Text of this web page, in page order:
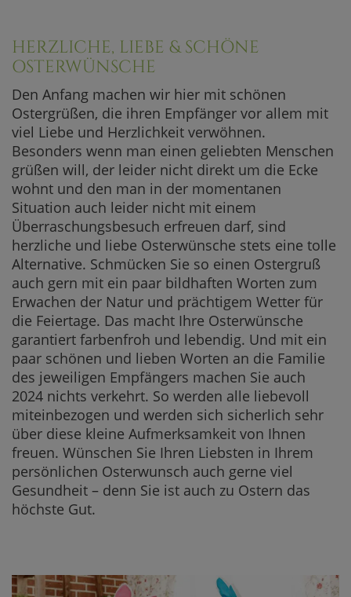
HERZLICHE, LIEBE & SCHÖNE
OSTERWÜNSCHE
Den Anfang machen wir hier mit schönen
Ostergrüßen, die ihren Empfänger vor allem mit
viel Liebe und Herzlichkeit verwöhnen.
Besonders wenn man einen geliebten Menschen
grüßen will, der leider nicht direkt um die Ecke
wohnt und den man in der momentanen
Situation auch leider nicht mit einem
Überraschungsbesuch erfreuen darf, sind
herzliche und liebe Osterwünsche stets eine tolle
Alternative. Schmücken Sie so einen Ostergruß
auch gern mit ein paar bildhaften Worten zum
Erwachen der Natur und prächtigem Wetter für
die Feiertage. Das macht Ihre Osterwünsche
garantiert farbenfroh und lebendig. Und mit ein
paar schönen und lieben Worten an die Familie
des jeweiligen Empfängers machen Sie auch
2024 nichts verkehrt. So werden alle liebevoll
miteinbezogen und werden sich sicherlich sehr
über diese kleine Aufmerksamkeit von Ihnen
freuen. Wünschen Sie Ihren Liebsten in Ihrem
persönlichen Osterwunsch auch gerne viel
Gesundheit – denn Sie ist auch zu Ostern das
höchste Gut.